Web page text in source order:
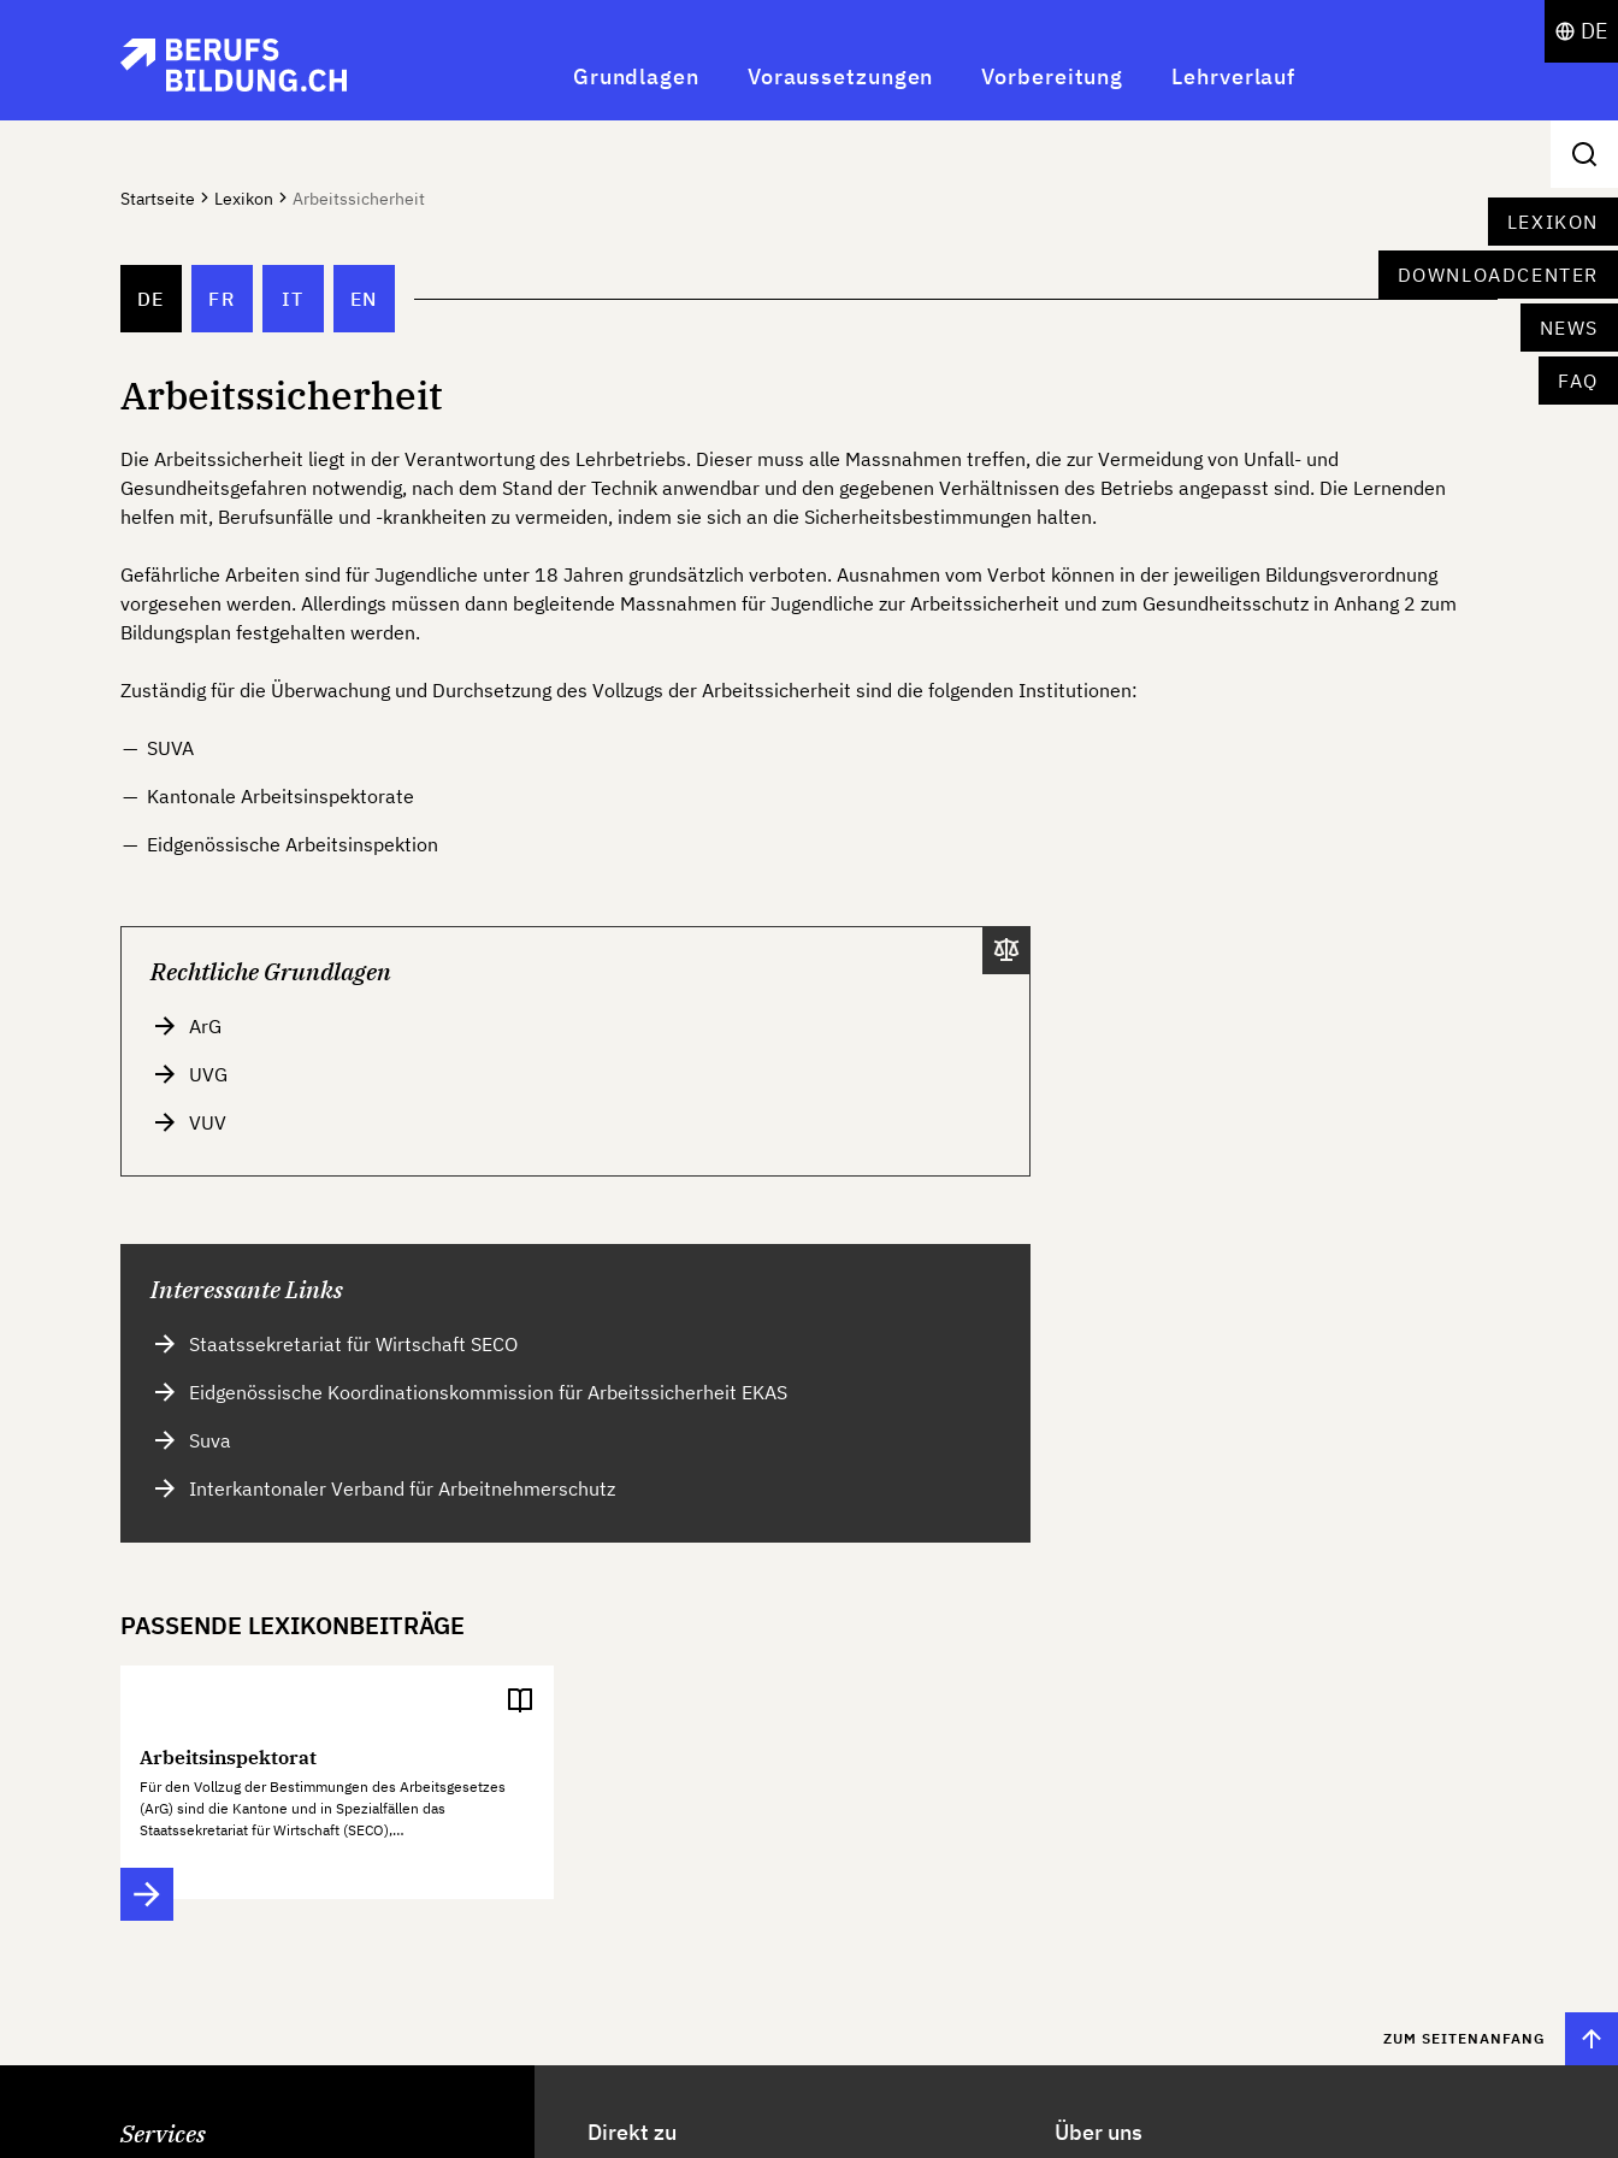
Grundlagen Voraussetzungen Vorbereitung Lehrverlauf
DE
LEXIKON
DOWNLOADCENTER
NEWS
FAQ
Startseite Lexikon Arbeitssicherheit
DE FR IT EN
Arbeitssicherheit
Die Arbeitssicherheit liegt in der Verantwortung des Lehrbetriebs. Dieser muss alle Massnahmen treffen, die zur Vermeidung von Unfall- und
Gesundheitsgefahren notwendig, nach dem Stand der Technik anwendbar und den gegebenen Verhältnissen des Betriebs angepasst sind. Die Lernenden
helfen mit, Berufsunfälle und -krankheiten zu vermeiden, indem sie sich an die Sicherheitsbestimmungen halten.
Gefährliche Arbeiten sind für Jugendliche unter 18 Jahren grundsätzlich verboten. Ausnahmen vom Verbot können in der jeweiligen Bildungsverordnung
vorgesehen werden. Allerdings müssen dann begleitende Massnahmen für Jugendliche zur Arbeitssicherheit und zum Gesundheitsschutz in Anhang 2 zum
Bildungsplan festgehalten werden.
Zuständig für die Überwachung und Durchsetzung des Vollzugs der Arbeitssicherheit sind die folgenden Institutionen:
SUVA
Kantonale Arbeitsinspektorate
Eidgenössische Arbeitsinspektion
Rechtliche Grundlagen
ArG
UVG
VUV
Interessante Links
Staatssekretariat für Wirtschaft SECO
Eidgenössische Koordinationskommission für Arbeitssicherheit EKAS
Suva
Interkantonaler Verband für Arbeitnehmerschutz
PASSENDE LEXIKONBEITRÄGE
Arbeitsinspektorat
Für den Vollzug der Bestimmungen des Arbeitsgesetzes
(ArG) sind die Kantone und in Spezialfällen das
Staatssekretariat für Wirtschaft (SECO),…
ZUM SEITENANFANG
Services Direkt zu Über uns